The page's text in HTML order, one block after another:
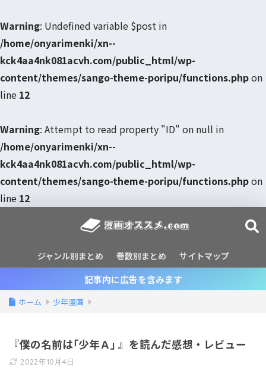
Warning: Undefined variable $post in
/home/onyarimenki/xn--
kck4aa4nk081acvh.com/public_html/wp-
content/themes/sango-theme-poripu/functions.phpon
line 12
Warning: Attempt to read property "ID" on null in
/home/onyarimenki/xn--
kck4aa4nk081acvh.com/public_html/wp-
content/themes/sango-theme-poripu/functions.phpon
line 12
ジャンル別まとめ 巻数別まとめ サイトマップ
記事内に広告を含みます
ホーム 少年漫画
『僕の名前は｢少年Ａ｣ 』を読んだ感想・レビュー
2022年10月4日